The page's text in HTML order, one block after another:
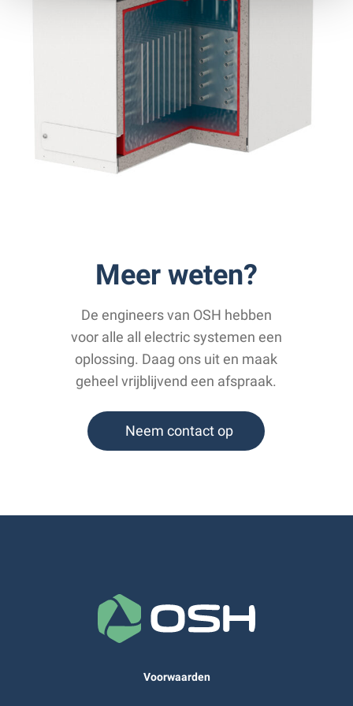
Meer weten?
De engineers van OSH hebben
voor alle all electric systemen een
oplossing. Daag ons uit en maak
geheel vrijblijvend een afspraak.
Neem contact op
Voorwaarden